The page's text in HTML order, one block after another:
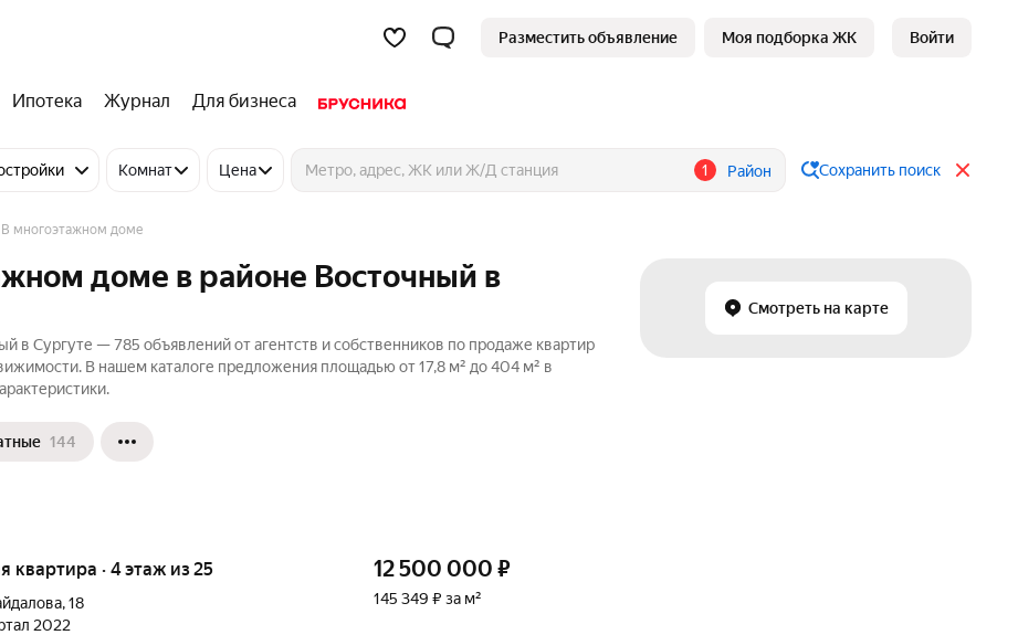
Разместить объявление Моя подборка ЖК Войти
Ипотека Журнал Для бизнеса
Комнат Цена 1 Район Сохранить поиск
Смотреть на карте
В многоэтажном доме
доме в районе Восточный в
в Сургуте — 785 объявлений от агентств и собственников по продаже квартир
В нашем каталоге предложения площадью от 17,8 м² до 404 м² в
144
квартира · 4 этаж из 25
,18
2022
12 500 000 ₽
145 349 ₽ за м²